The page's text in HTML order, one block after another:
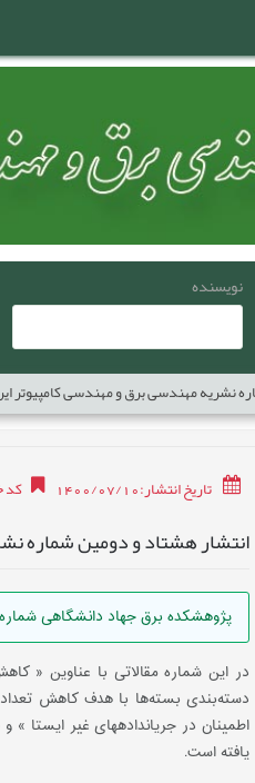
نویسنده
نشریه مهندسی برق و مهندسی کامپیوتر
تاریخ انتشار:1400/07/10 کد
انتشار هشتاد و دومین شماره
پژوهشکده برق جهاد دانشگاهی
در این شماره مقالاتی با عناوین‌ «
دسته‌بندی بسته‌ها با هدف کاهش تعداد
اطمینان در جریان­داده­های غیر ایستا
یافته است.